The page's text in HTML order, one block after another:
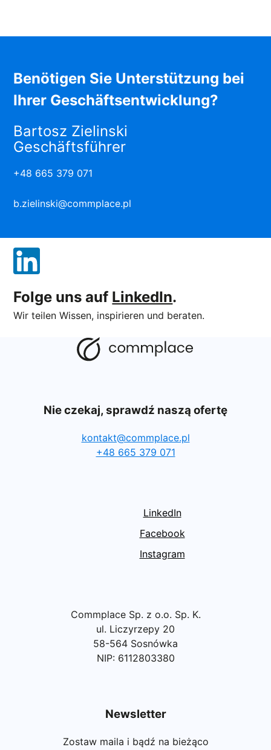
Benötigen Sie Unterstützung bei
Ihrer Geschäftsentwicklung?
Bartosz Zielinski
Geschäftsführer
+48 665 379 071
b.zielinski@commplace.pl
Folge uns auf LinkedIn.
Wir teilen Wissen, inspirieren und beraten.
Nie czekaj, sprawdź naszą ofertę
kontakt@commplace.pl
+48 665 379 071
LinkedIn
Facebook
Instagram
Commplace Sp. z o.o. Sp. K.
ul. Liczyrzepy 20
58-564 Sosnówka
NIP: 6112803380
Newsletter
Zostaw maila i bądź na bieżąco